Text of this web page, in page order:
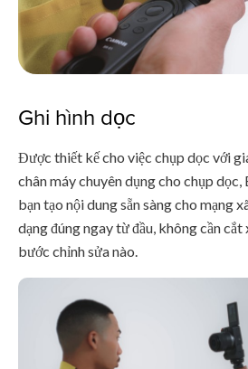
Ghi hình dọc
Được thiết kế cho việc chụp dọc với
chân máy chuyên dụng cho chụp dọc,
bạn tạo nội dung sẵn sàng cho mạng
dạng đúng ngay từ đầu, không cần
bước chỉnh sửa nào.